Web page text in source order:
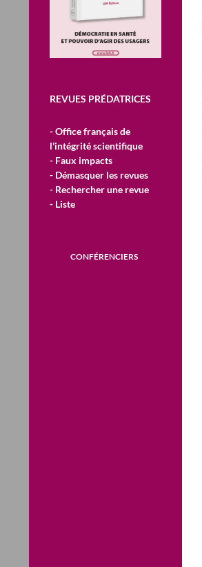
REVUES PRÉDATRICES
- Office français de
l'intégrité scientifique
- Faux impacts
- Démasquer les revues
- Rechercher une revue
- Liste
CONFÉRENCIERS